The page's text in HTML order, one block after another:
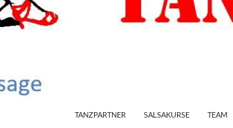
TANZPARTNER
SALSAKURSE TEAM